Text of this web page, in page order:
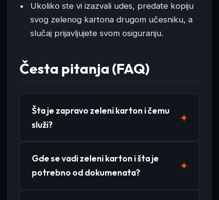
Ukoliko ste vi izazvali udes, predate kopiju
svog zelenog kartona drugom učesniku, a
slučaj prijavljujete svom osiguranju.
Česta pitanja (FAQ)
Šta je zapravo zeleni karton i čemu
služi?
Gde se vadi zeleni karton i šta je
potrebno od dokumenata?